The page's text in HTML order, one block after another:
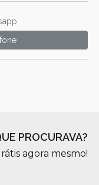
PROCURAVA?
agora mesmo!